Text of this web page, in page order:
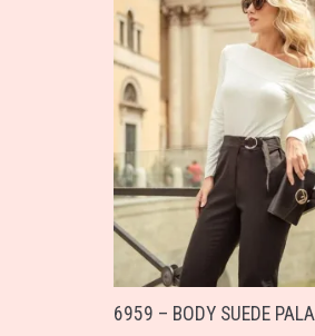
6959 – BODY SUEDE PALA